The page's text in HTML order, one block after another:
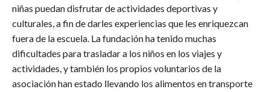
niñas puedan disfrutar de actividades deportivas y
culturales, a fin de darles experiencias que les enriquezcan
fuera de la escuela. La fundación ha tenido muchas
dificultades para trasladar a los niños en los viajes y
actividades, y también los propios voluntarios de la
asociación han estado llevando los alimentos en transporte